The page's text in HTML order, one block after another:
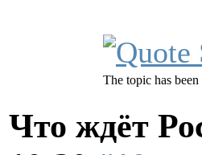
The topic has
Что ждёт